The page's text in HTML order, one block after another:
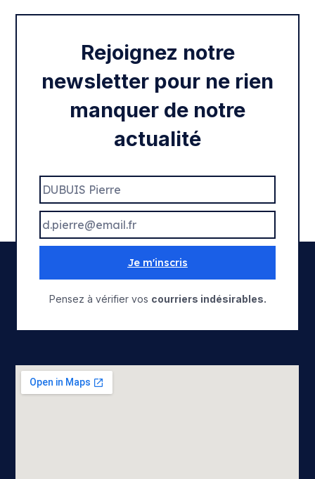
Rentrée 2020
Rejoignez notre
newsletter pour ne rien
manquer de notre
actualité
Je m'inscris
Pensez à vérifier vos courriers indésirables.